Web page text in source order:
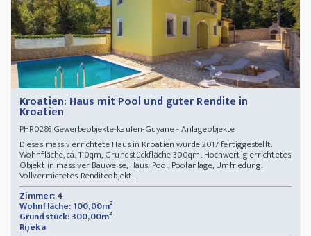
Kroatien: Haus mit Pool und guter Rendite in
Kroatien
PHR0286Gewerbeobjekte-kaufen-Guyane - Anlageobjekte
Dieses massiv errichtete Haus in Kroatien wurde 2017 fertiggestellt.
Wohnfläche, ca. 110qm, Grundstückfläche 300qm. Hochwertig errichtetes
Objekt in massiver Bauweise, Haus, Pool, Poolanlage, Umfriedung.
Vollvermietetes Renditeobjekt ...
Zimmer: 4
Wohnfläche: 100,00m²
Grundstück: 300,00m²
Rijeka